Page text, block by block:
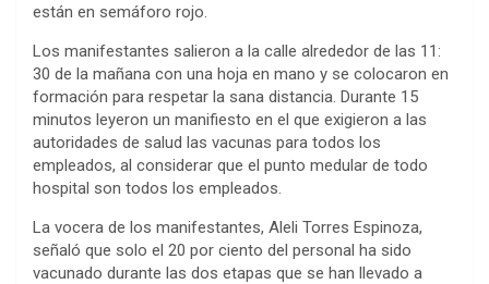
están en semáforo rojo.
Los manifestantes salieron a la calle alrededor de las 11:
30 de la mañana con una hoja en mano y se colocaron en
formación para respetar la sana distancia. Durante 15
minutos leyeron un manifiesto en el que exigieron a las
autoridades de salud las vacunas para todos los
empleados, al considerar que el punto medular de todo
hospital son todos los empleados.
La vocera de los manifestantes, Aleli Torres Espinoza,
señaló que solo el 20 por ciento del personal ha sido
vacunado durante las dos etapas que se han llevado a